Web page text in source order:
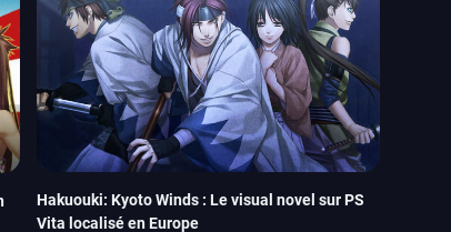
Hakuouki: Kyoto Winds : Le visual novel sur PS
Vita localisé en Europe